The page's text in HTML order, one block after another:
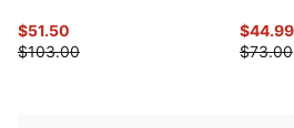
$51.50
$103.00
$44.99
$73.00